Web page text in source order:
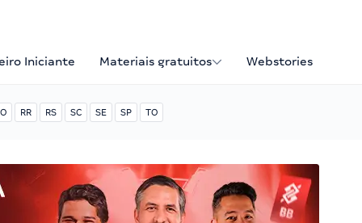
Iniciante Materiais gratuitos Webstories
RR RS SC SE SP TO